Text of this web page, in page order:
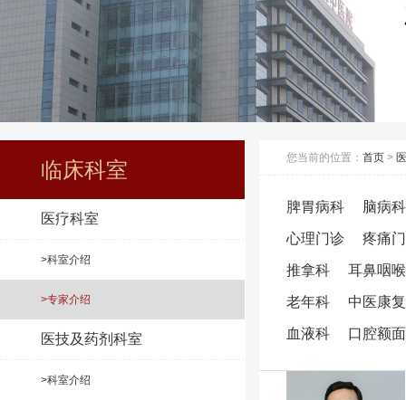
临床科室
医疗科室
>科室介绍
>专家介绍
医技及药剂科室
>科室介绍
您当前的位置： 首页 >
脾胃病科 脑病科
心理门诊 疼痛
推拿科 耳鼻咽
老年科 中医康
血液科 口腔额